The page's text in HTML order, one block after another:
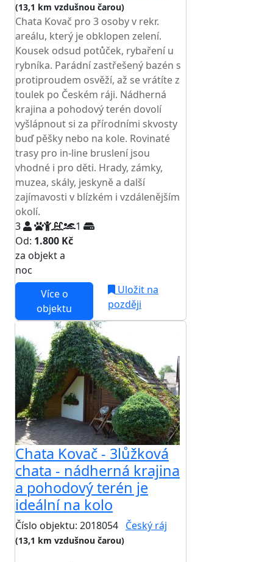
(13,1 km vzdušnou čarou)
Chata Kovač pro 3 osoby v rekr.
areálu, který je obklopen zelení.
Kousek odsud potůček, rybaření u
rybníka. Parádní zastřešený bazén s
protiproudem osvěží, až se vrátíte z
toulek po Českém ráji. Nádherná
krajina a pohodový terén dovolí
vyšlápnout si za přírodními skvosty
buď pěšky nebo na kole. Rovinaté
trasy pro in-line bruslení jsou
vhodné i pro děti. Hrady, zámky,
muzea, skály, jeskyně a další
zajímavosti v blízkém i vzdálenějším
okolí.
3
1
Od: 1.800 Kč
za objekt a
noc
Více o
objektu
Uložit na
později
Chata Kovač - 3lůžková
chata - nádherná krajina
a pohodový terén je
ideální na kolo
Číslo objektu: 2018054 Český ráj
(13,1 km vzdušnou čarou)